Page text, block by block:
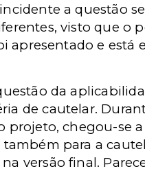
a questão
visto que o
apresentado e está
da
de cautelar.
projeto, chegou-se a
para a
versão final.